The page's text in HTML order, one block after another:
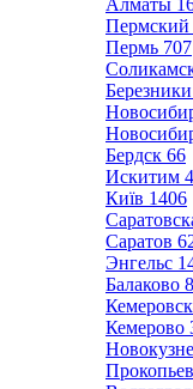
Алматы
Пермский
Пермь 707
Березники
Бердск 66
Искитим
Київ 1406
Саратов
Энгельс
Балаково
Кемерово